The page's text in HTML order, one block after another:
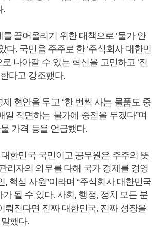
.
끌어올리기 위한 대책으로 ‘물가 안
다. 국민을 주주로 한 ‘주식회사 대한민
로 나아갈 수 있는 혁신을 고민하고 ‘진
다고 강조했다.
제 현안을 두고 “한 번씩 사는 물품도 중
일 직면하는 물가에 중점을 두겠다”며
가격 등을 언급했다.
대한민국 국민이고 공무원은 주주의 뜻
리자의 의무를 다해 국가 경제를 경영
, 핵심 사원”이라며 “주식회사 대한민국
될 수 있다. 사회, 행정, 정치 모든 분
뤄진다면 진짜 대한민국, 진짜 성장을
했다.